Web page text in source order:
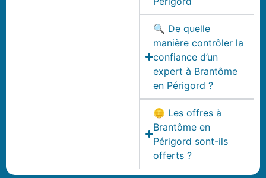
🔍 De quelle
manière contrôler la
confiance d’un
expert à Brantôme
en Périgord ?
🪙 Les offres à
Brantôme en
Périgord sont-ils
offerts ?